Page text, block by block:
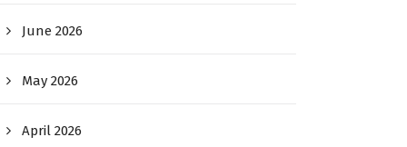
June 2026
May 2026
April 2026